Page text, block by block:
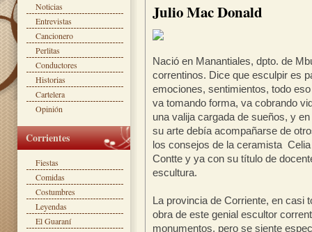
Julio Mac Donald
Nació en Manantiales, dpto. de
correntinos. Dice que esculpir es
emociones, sentimientos, todo
va tomando forma, va cobrando
una valija cargada de sueños, y
su arte debía acompañarse de
los consejos de la ceramista
Contte y ya con su título de
escultura.
La provincia de Corriente, en casi
obra de este genial escultor
monumentos, pero se siente
Noticias
Entrevistas
Cancionero
Perlitas
Conductores
Historias
Cartelera
Opinión
Corrientes
Fiestas
Comidas
Costumbres
Leyendas
El Guaraní